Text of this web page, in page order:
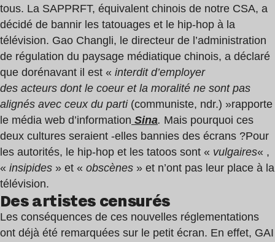
tous. La SAPPRFT, équivalent chinois de notre CSA, a
décidé de bannir les tatouages et le hip-hop à la
télévision. Gao Changli, le directeur de l’administration
de régulation du paysage médiatique chinois, a déclaré
que dorénavant il est « interdit d’employer
des acteurs dont le coeur et la moralité ne sont pas
alignés avec ceux du parti (communiste, ndr.) »rapporte
le média web d’information Sina. Mais pourquoi ces
deux cultures seraient -elles bannies des écrans ?Pour
les autorités, le hip-hop et les tatoos sont « vulgaires« ,
« insipides » et « obscènes » et n’ont pas leur place à la
télévision.
Des artistes censurés
Les conséquences de ces nouvelles réglementations
ont déjà été remarquées sur le petit écran. En effet, GAI